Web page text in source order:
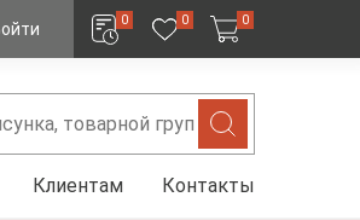
0 0 0
Клиентам Контакты